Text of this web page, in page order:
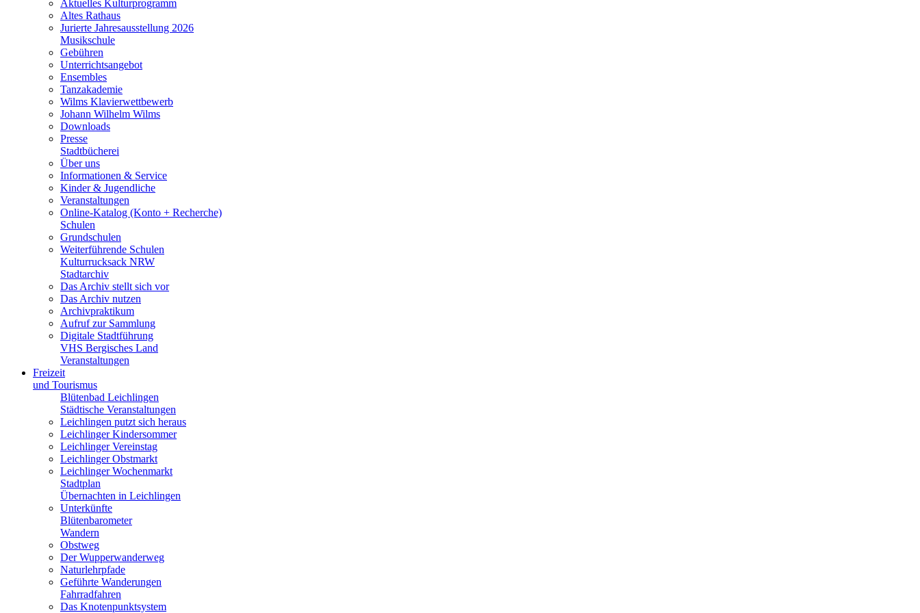
Aktuelles Kulturprogramm
Altes Rathaus
Jurierte Jahresausstellung 2026
Musikschule
Gebühren
Unterrichtsangebot
Ensembles
Tanzakademie
Wilms Klavierwettbewerb
Johann Wilhelm Wilms
Downloads
Presse
Stadtbücherei
Über uns
Informationen & Service
Kinder & Jugendliche
Veranstaltungen
Online-Katalog (Konto + Recherche)
Schulen
Grundschulen
Weiterführende Schulen
Kulturrucksack NRW
Stadtarchiv
Das Archiv stellt sich vor
Das Archiv nutzen
Archivpraktikum
Aufruf zur Sammlung
Digitale Stadtführung
VHS Bergisches Land
Veranstaltungen
Freizeit
und Tourismus
Blütenbad Leichlingen
Städtische Veranstaltungen
Leichlingen putzt sich heraus
Leichlinger Kindersommer
Leichlinger Vereinstag
Leichlinger Obstmarkt
Leichlinger Wochenmarkt
Stadtplan
Übernachten in Leichlingen
Unterkünfte
Blütenbarometer
Wandern
Obstweg
Der Wupperwanderweg
Naturlehrpfade
Geführte Wanderungen
Fahrradfahren
Das Knotenpunktsystem